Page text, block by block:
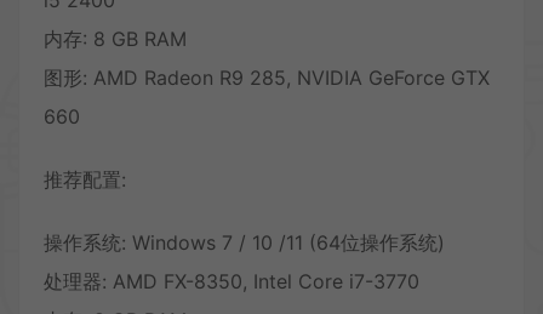
内存: 8 GB RAM
图形: AMD Radeon R9 285, NVIDIA GeForce GTX
660
推荐配置:
操作系统: Windows 7 / 10 /11 (64位操作系统)
处理器: AMD FX-8350, Intel Core i7-3770